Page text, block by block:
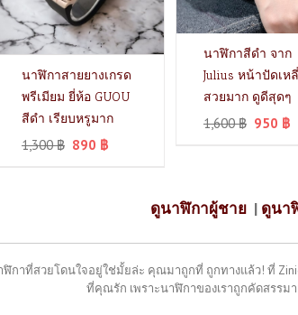
นาฬิกาสายยางเกรด
พรีเมียม ยี่ห้อ GUOU
สีดำ เรียบหรูมาก
1,300฿ 890 ฿
นาฬิกาสีดำ จาก
Julius หน้าปัดเห
สวยมาก ดูดีสุดๆ
1,600฿ 950 ฿
ดูนาฬิกาผู้ชาย | ดูนา
กาที่สวยโดนใจอยู่ใช่มั้ยล่ะ คุณมาถูกที่ ถูกทางแล้ว! ที่
ที่คุณรัก เพราะนาฬิกาของเราถูกคัดสรรม